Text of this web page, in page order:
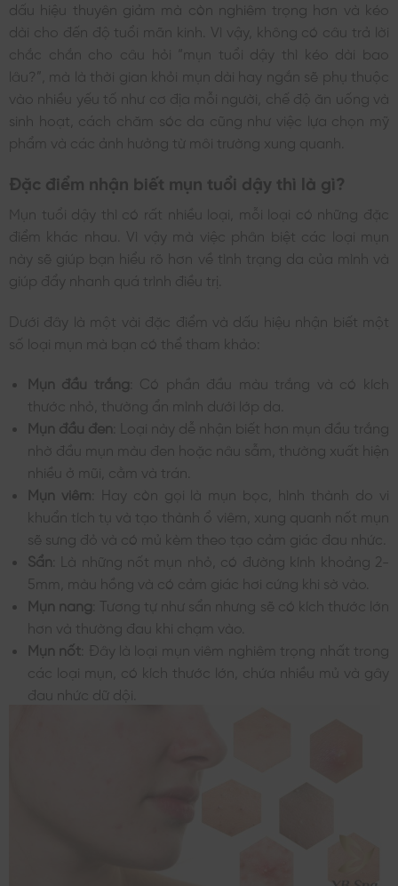
dấu hiệu thuyên giảm mà còn nghiêm trọng hơn và kéo
dài cho đến độ tuổi mãn kinh. Vì vậy, không có câu trả lời
chắc chắn cho câu hỏi “mụn tuổi dậy thì kéo dài bao
lâu?”, mà là thời gian khỏi mụn dài hay ngắn sẽ phụ thuộc
vào nhiều yếu tố như cơ địa mỗi người, chế độ ăn uống và
sinh hoạt, cách chăm sóc da cũng như việc lựa chọn mỹ
phẩm và các ảnh hưởng từ môi trường xung quanh.
Đặc điểm nhận biết mụn tuổi dậy thì là gì?
Mụn tuổi dậy thì có rất nhiều loại, mỗi loại có những đặc
điểm khác nhau. Vì vậy mà việc phân biệt các loại mụn
này sẽ giúp bạn hiểu rõ hơn về tình trạng da của mình và
giúp đẩy nhanh quá trình điều trị.
Dưới đây là một vài đặc điểm và dấu hiệu nhận biết một
số loại mụn mà bạn có thể tham khảo:
Mụn đầu trắng : Có phần đầu màu trắng và có kích
thước nhỏ, thường ẩn mình dưới lớp da.
Mụn đầu đen : Loại này dễ nhận biết hơn mụn đầu trắng
nhờ đầu mụn màu đen hoặc nâu sẫm, thường xuất hiện
nhiều ở mũi, cằm và trán.
Mụn viêm : Hay còn gọi là mụn bọc, hình thành do vi
khuẩn tích tụ và tạo thành ổ viêm, xung quanh nốt mụn
sẽ sưng đỏ và có mủ kèm theo tạo cảm giác đau nhức.
Sẩn : Là những nốt mụn nhỏ, có đường kính khoảng 2-
5mm, màu hồng và có cảm giác hơi cứng khi sờ vào.
Mụn nang : Tương tự như sẩn nhưng sẽ có kích thước lớn
hơn và thường đau khi chạm vào.
Mụn nốt : Đây là loại mụn viêm nghiêm trọng nhất trong
các loại mụn, có kích thước lớn, chứa nhiều mủ và gây
đau nhức dữ dội.